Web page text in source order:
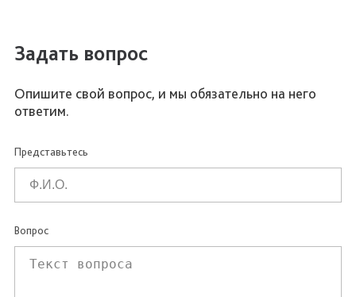
Задать вопрос
Опишите свой вопрос, и мы обязательно на него
ответим.
Представьтесь
Вопрос